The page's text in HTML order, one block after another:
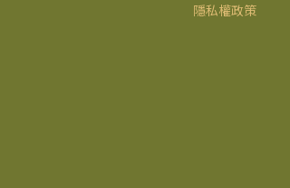
隱私權政策